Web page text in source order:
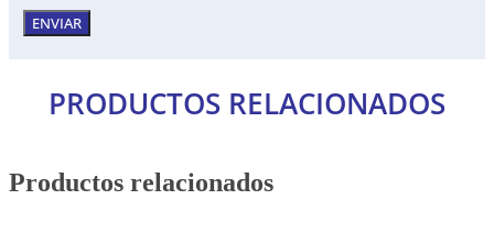
ENVIAR
PRODUCTOS RELACIONADOS
Productos relacionados